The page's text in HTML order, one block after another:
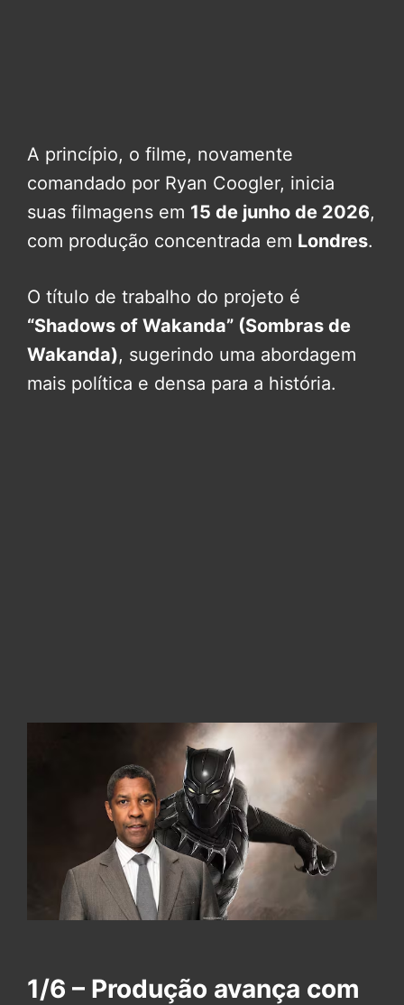
A princípio, o filme, novamente
comandado por Ryan Coogler, inicia
suas filmagens em 15 de junho de 2026,
com produção concentrada em Londres.
O título de trabalho do projeto é
“Shadows of Wakanda” (Sombras de
Wakanda), sugerindo uma abordagem
mais política e densa para a história.
1/6 – Produção avança com